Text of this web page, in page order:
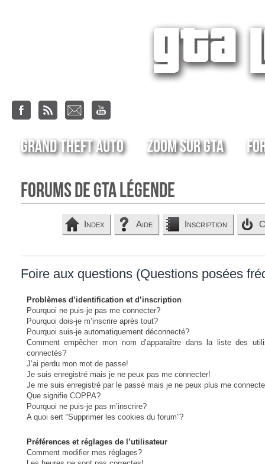
Grand Theft Auto Zoom sur GTA
Forums de GTA Légende
Index Aide Inscription
Foire aux questions (Questions posées
Problèmes d’identification et d’inscription
Pourquoi ne puis-je pas me connecter?
Pourquoi dois-je m’inscrire après tout?
Pourquoi suis-je automatiquement déconnecté?
Comment empêcher mon nom d’apparaître dans la liste des
connectés?
J’ai perdu mon mot de passe!
Je suis enregistré mais je ne peux pas me connecter!
Je me suis enregistré par le passé mais je ne peux plus me
Que signifie COPPA?
Pourquoi ne puis-je pas m’inscrire?
A quoi sert “Supprimer les cookies du forum”?
Préférences et réglages de l’utilisateur
Comment modifier mes réglages?